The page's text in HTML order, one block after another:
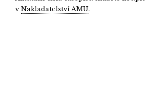
vNakladatelství AMU.